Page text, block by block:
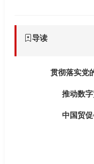
导读
贯彻落实党
推动数
中国贸